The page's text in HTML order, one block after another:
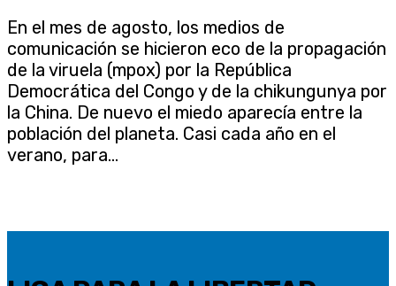
En el mes de agosto, los medios de
comunicación se hicieron eco de la propagación
de la viruela (mpox) por la República
Democrática del Congo y de la chikungunya por
la China. De nuevo el miedo aparecía entre la
población del planeta. Casi cada año en el
verano, para...